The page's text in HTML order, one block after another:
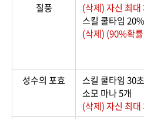
질풍
(삭제) 자신 최
스킬 쿨타임
(삭제) (90%확
성수의 포효
스킬 쿨타임 30초
소모 마나 5개
(삭제) 자신 최